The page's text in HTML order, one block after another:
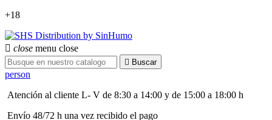
+18
 close menu close
 Buscar
person
Atención al cliente L- V de 8:30 a 14:00 y de 15:00 a 18:00 h
Envío 48/72 h una vez recibido el pago